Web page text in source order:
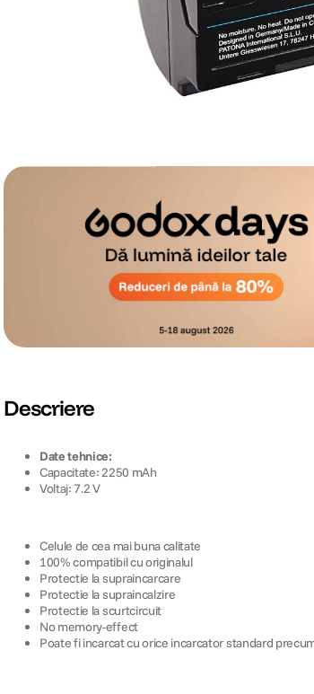
10 . dji osmo pocket
Descriere
Date tehnice:
Capacitate: 2250 mAh
Voltaj: 7.2 V
Celule de cea mai buna calitate
100% compatibil cu originalul
Protectie la supraincarcare
Protectie la supraincalzire
Protectie la scurtcircuit
No memory-effect
Poate fi incarcat cu orice incarcator standard